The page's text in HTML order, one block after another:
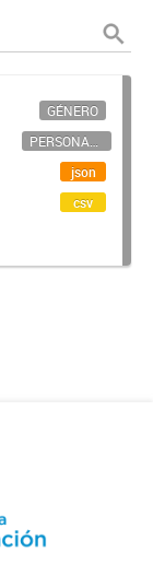
GÉNERO
PERSONAL CIENTÍFICO-TECNOLÓGICO
json
csv